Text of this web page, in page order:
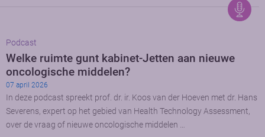
Podcast
Welke ruimte gunt kabinet-Jetten aan nieuwe
oncologische middelen?
07 april 2026
In deze podcast spreekt prof. dr. ir. Koos van der Hoeven met dr. Hans
Severens, expert op het gebied van Health Technology Assessment,
over de vraag of nieuwe oncologische middelen …